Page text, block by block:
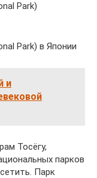
Park)
Park) в Японии
и
Тосёгу,
парков
Парк